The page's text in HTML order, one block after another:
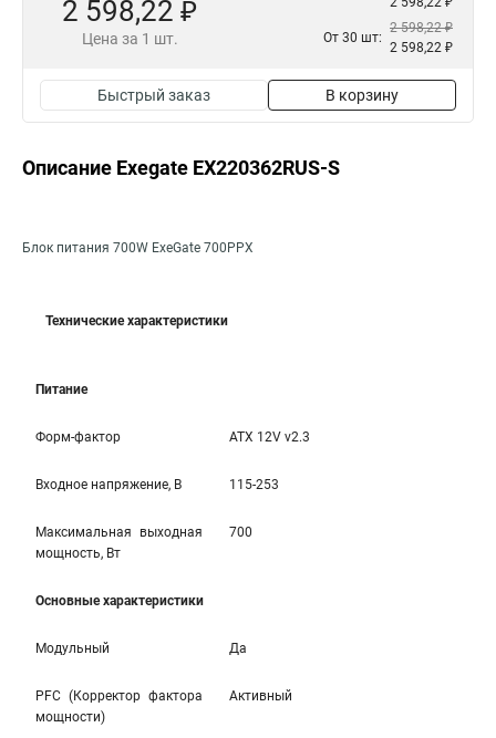
2 598,22 ₽
Цена за 1 шт. От 30 шт:
2 598,22 ₽
2 598,22 ₽
Быстрый заказ В корзину
Описание Exegate EX220362RUS-S
Блок питания 700W ExeGate 700PPX
Технические характеристики
Питание
Форм-фактор ATX 12V v2.3
Входное напряжение, В 115-253
Максимальная выходная
мощность, Вт
700
Основные характеристики
Модульный Да
PFC (Корректор фактора
мощности)
Активный